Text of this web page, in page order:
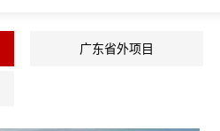
广东省外项目